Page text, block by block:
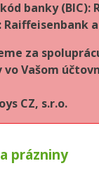
banky (BIC):
Raiffeisenbank
za
vo Vašom
CZ, s.r.o.
prázniny